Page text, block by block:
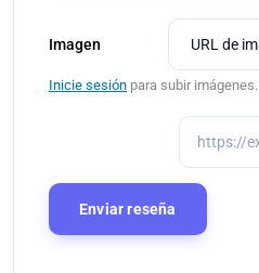
Imagen
Inicie sesión para subir imágenes.